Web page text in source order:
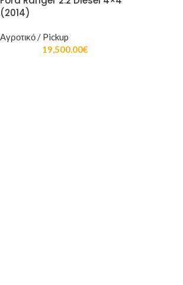
(2014)
Αγροτικό / Pickup
19,500.00€